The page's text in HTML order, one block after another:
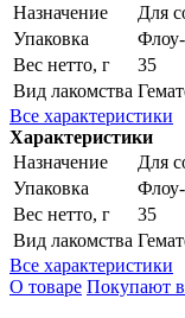
Назначение
Для
Упаковка
Вес нетто, г
35
Вид лакомства
Все характеристики
Характеристики
Назначение
Для
Упаковка
Вес нетто, г
35
Вид лакомства
Все характеристики
О товаре Покупают